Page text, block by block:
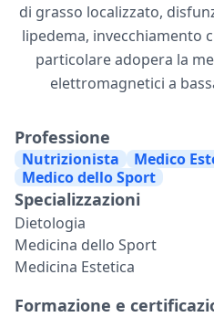
di grasso localizzato,
lipedema, invecchiamento
particolare adopera la
elettromagnetici a
Professione
Nutrizionista Medico
Medico dello Sport
Specializzazioni
Dietologia
Medicina dello Sport
Medicina Estetica
Formazione e